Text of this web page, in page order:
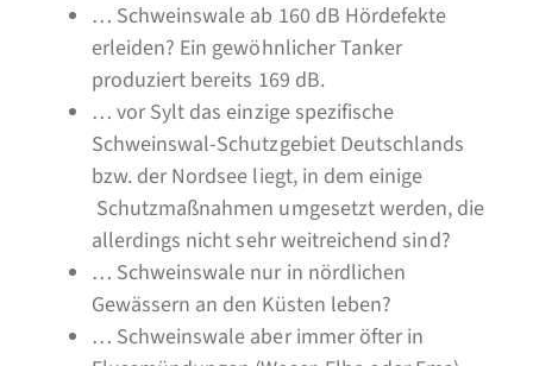
… Schweinswale ab 160 dB Hördefekte
erleiden? Ein gewöhnlicher Tanker
produziert bereits 169 dB.
… vor Sylt das einzige spezifische
Schweinswal-Schutzgebiet Deutschlands
bzw. der Nordsee liegt, in dem einige
Schutzmaßnahmen umgesetzt werden, die
allerdings nicht sehr weitreichend sind?
… Schweinswale nur in nördlichen
Gewässern an den Küsten leben?
… Schweinswale aber immer öfter in